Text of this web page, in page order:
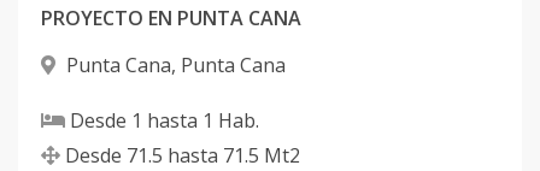
PROYECTO EN PUNTA CANA
Punta Cana, Punta Cana
Desde 1 hasta 1 Hab.
Desde 71.5 hasta 71.5 Mt2